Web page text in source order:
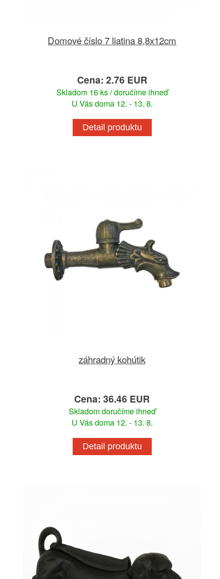
Domové číslo 7 liatina 8,8x12cm
Cena: 2.76 EUR
Skladom 16 ks / doručíme ihneď
U Vás doma 12. - 13. 8.
Detail produktu
záhradný kohútik
Cena: 36.46 EUR
Skladom doručíme ihneď
U Vás doma 12. - 13. 8.
Detail produktu